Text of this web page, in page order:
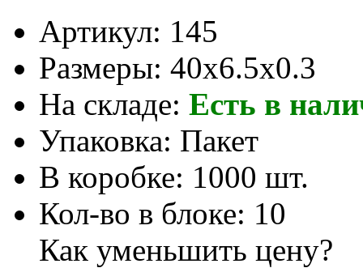
Артикул: 145
Размеры: 40x6.5x0.3
На складе: Есть в
Упаковка: Пакет
В коробке: 1000 шт.
Кол-во в блоке: 10
Как уменьшить цену?